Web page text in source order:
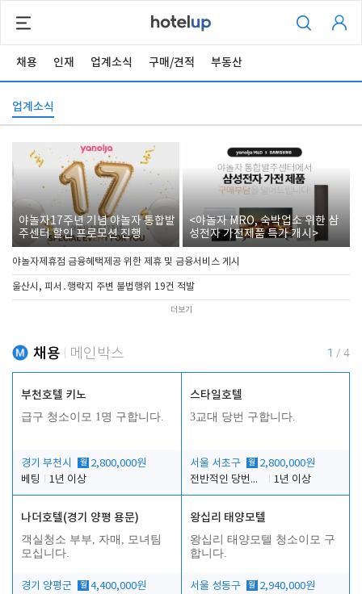
채용 인재 업계소식 구매/견적 부동산
업계소식
야놀자17주년 기념 야놀자 통합발
주센터 할인 프로모션 진행
<야놀자 MRO, 숙박업소 위한 삼
성전자 가전제품 특가 개시>
야놀자제휴점 금융혜택제공 위한 제휴 및 금융서비스 게시
울산시, 피서․행락지 주변 불법행위 19건 적발
더보기
채용 메인박스 1 / 4
부천호텔 키노
급구 청소이모 1명 구합니다.
경기 부천시 월 2,800,000원
베팅
1년 이상
스타일호텔
3교대 당번 구합니다.
서울 서초구 월 2,800,000원
전반적인 당번업무
1년 이상
나더호텔(경기 양평 용문)
객실청소 부부, 자매, 모녀팀
모십니다.
경기 양평군 월 4,400,000원
왕십리 태양모텔
왕십리 태양모텔 청소이모 구
합니다.
서울 성동구 월 2,940,000원